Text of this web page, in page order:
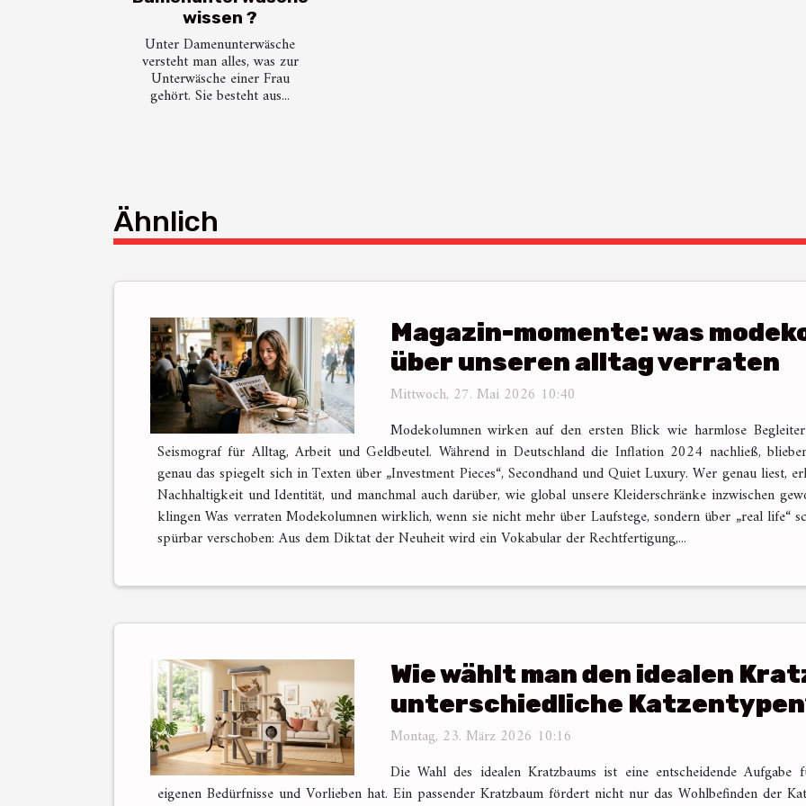
wissen ?
Unter Damenunterwäsche
versteht man alles, was zur
Unterwäsche einer Frau
gehört. Sie besteht aus...
Ähnlich
Magazin-momente: was
über unseren alltag verraten
Mittwoch, 27. Mai 2026 10:40
Modekolumnen wirken auf den ersten Blick wie harmlose
Seismograf für Alltag, Arbeit und Geldbeutel. Während in Deutschland die Inflation 2024 nachließ,
genau das spiegelt sich in Texten über „Investment Pieces“, Secondhand und Quiet Luxury. Wer genau liest,
Nachhaltigkeit und Identität, und manchmal auch darüber, wie global unsere Kleiderschränke inzwischen
klingen Was verraten Modekolumnen wirklich, wenn sie nicht mehr über Laufstege, sondern über „real life“
spürbar verschoben: Aus dem Diktat der Neuheit wird ein Vokabular der Rechtfertigung,...
Wie wählt man den idealen
unterschiedliche
Montag, 23. März 2026 10:16
Die Wahl des idealen Kratzbaums ist eine entscheidende
eigenen Bedürfnisse und Vorlieben hat. Ein passender Kratzbaum fördert nicht nur das Wohlbefinden der